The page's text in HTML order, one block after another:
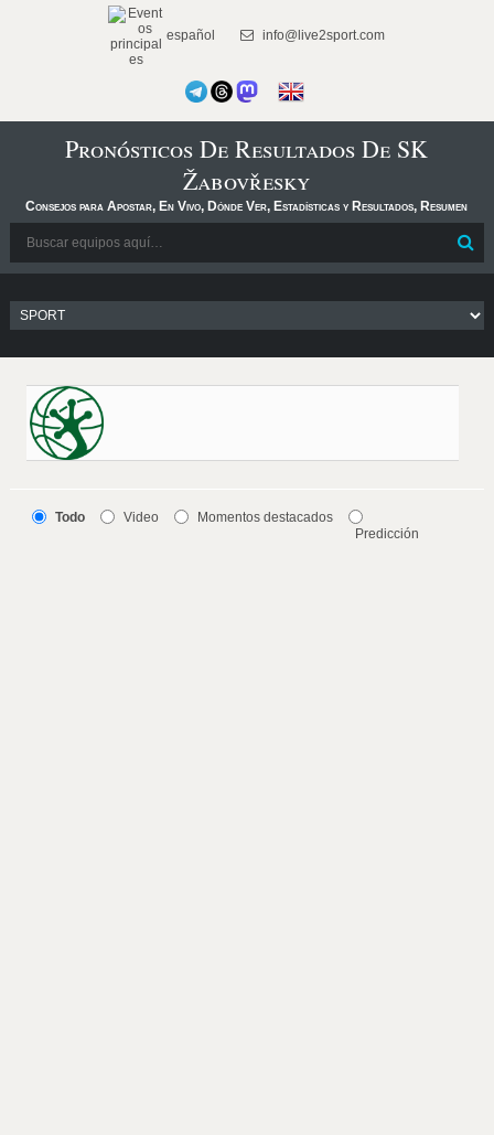
español info@live2sport.com
Pronósticos De Resultados De SK
Žabovřesky
Consejos para Apostar, En Vivo, Dónde Ver, Estadísticas y Resultados, Resumen
Todo Video
Momentos destacados
Predicción